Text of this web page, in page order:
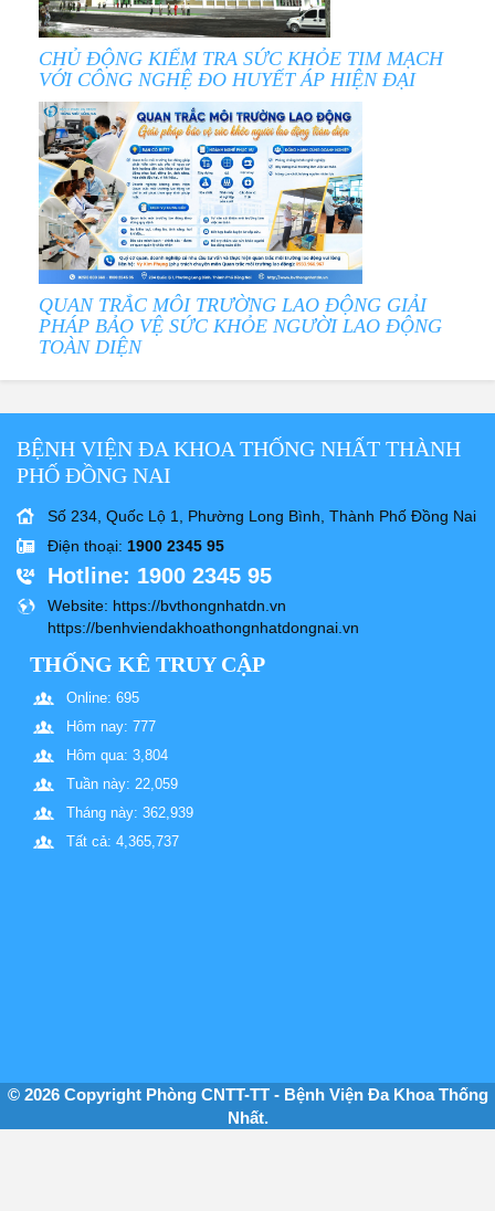
CHỦ ĐỘNG KIỂM TRA SỨC KHỎE TIM MẠCH
VỚI CÔNG NGHỆ ĐO HUYẾT ÁP HIỆN ĐẠI
QUAN TRẮC MÔI TRƯỜNG LAO ĐỘNG GIẢI
PHÁP BẢO VỆ SỨC KHỎE NGƯỜI LAO ĐỘNG
TOÀN DIỆN
BỆNH VIỆN ĐA KHOA THỐNG NHẤT THÀNH
PHỐ ĐỒNG NAI
Số 234, Quốc Lộ 1, Phường Long Bình, Thành Phố Đồng Nai
Điện thoại: 1900 2345 95
Hotline: 1900 2345 95
Website: https://bvthongnhatdn.vn
https://benhviendakhoathongnhatdongnai.vn
THỐNG KÊ TRUY CẬP
Online: 695
Hôm nay: 777
Hôm qua: 3,804
Tuần này: 22,059
Tháng này: 362,939
Tất cả: 4,365,737
© 2026 Copyright Phòng CNTT-TT - Bệnh Viện Đa Khoa Thống
Nhất.